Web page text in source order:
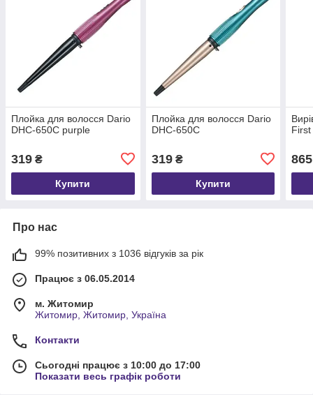
Плойка для волосся Dario
DHC-650C purple
319 ₴
Купити
Плойка для волосся Dario
DHC-650C
319₴
Купити
865
Про нас
99% позитивних з 1036 відгуків за рік
Працює з 06.05.2014
м. Житомир
Житомир, Житомир, Україна
Контакти
Сьогодні працює з 10:00 до 17:00
Показати весь графік роботи